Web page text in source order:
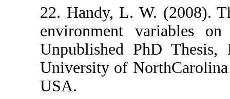
22. Handy, L.
environment
Unpublished
University of